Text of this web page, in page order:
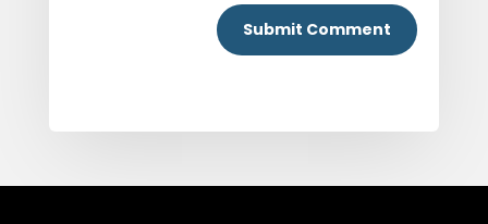
Submit Comment